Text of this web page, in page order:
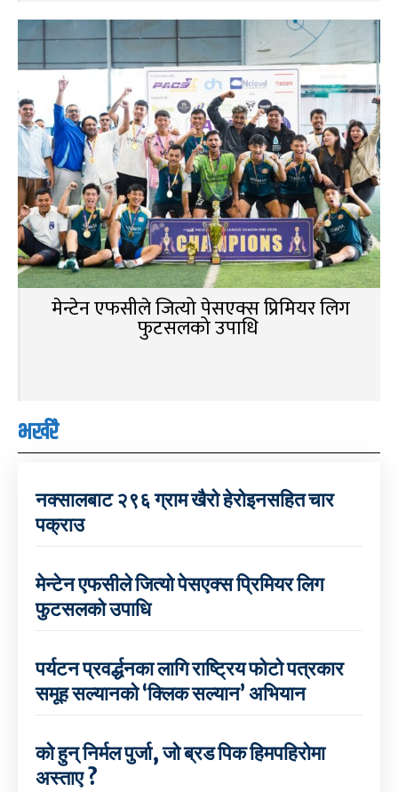
मेन्टेन एफसीले जित्यो पेसएक्स प्रिमियर लिग
फुटसलको उपाधि
भर्खरै
नक्सालबाट २९६ ग्राम खैरो हेरोइनसहित चार
पक्राउ
मेन्टेन एफसीले जित्यो पेसएक्स प्रिमियर लिग
फुटसलको उपाधि
पर्यटन प्रवर्द्धनका लागि राष्ट्रिय फोटो पत्रकार
समूह सल्यानको ‘क्लिक सल्यान’ अभियान
को हुन् निर्मल पुर्जा, जो ब्रड पिक हिमपहिरोमा
अस्ताए ?